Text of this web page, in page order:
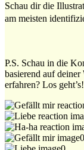
Schau dir die
am meisten
P.S. Schau in die
basierend auf
erfahren? Los
0